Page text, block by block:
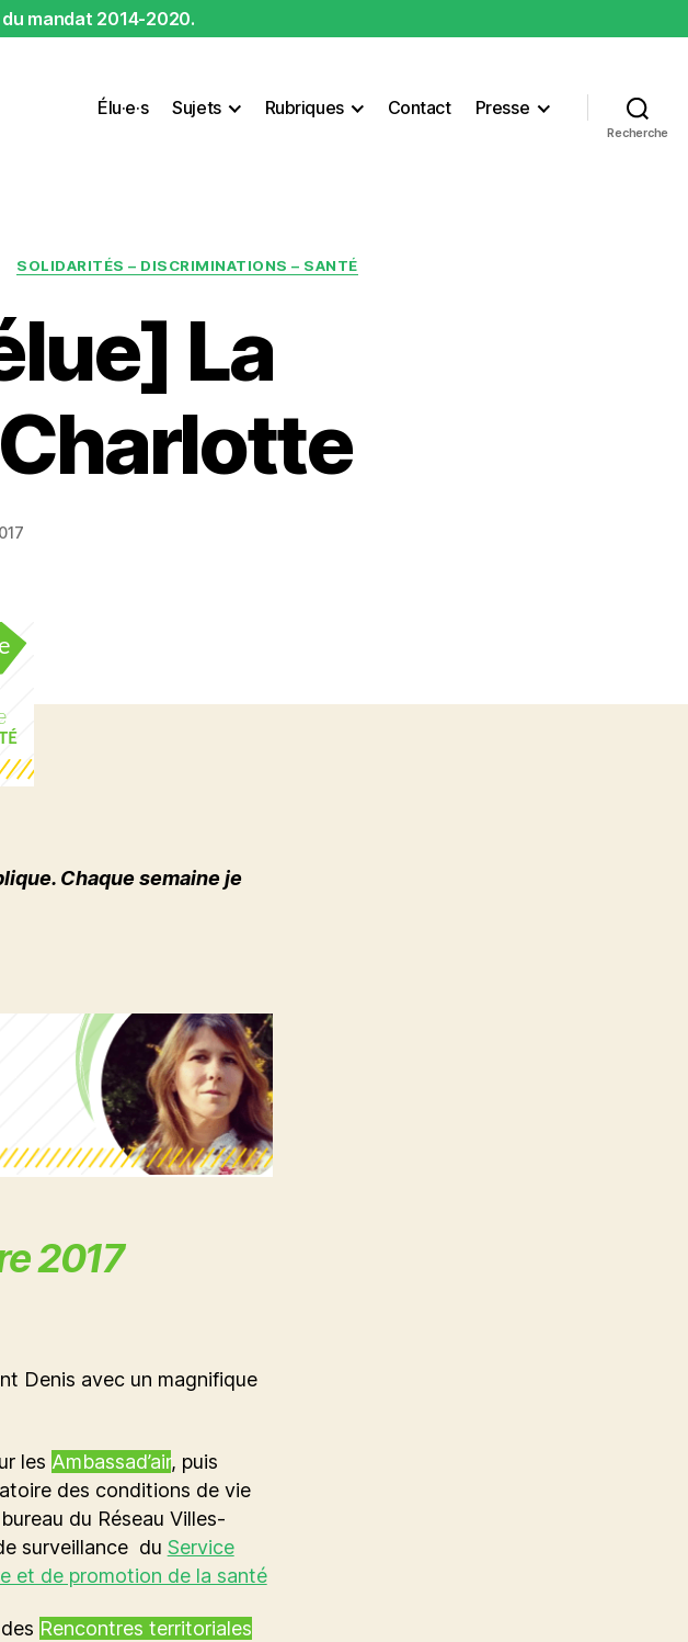
mandat 2014-2020.
Élu·e·s Sujets Rubriques Contact Presse
Recherche
SOLIDARITÉS – DISCRIMINATIONS – SANTÉ
La
Chaque semaine je
2017
Denis avec un magnifique
les Ambassad’air, puis
des conditions de vie
du Réseau Villes-
surveillance du Service
et de promotion de la santé
Rencontres territoriales